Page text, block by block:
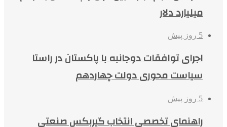
میلیارد دلار
5 روز پیش
اجرای توافقات دوجانبه با پاکستان در راستا
سیاست محوری دولت چهاردهم
5 روز پیش
راهنمای تخصصی انتخاب گیربکس صنعتی